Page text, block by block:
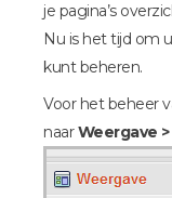
je pagina’s
Nu is het tijd om
kunt beheren.
Voor het beheer
naarWeergave >